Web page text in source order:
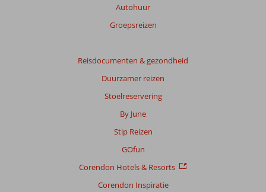
Autohuur
Groepsreizen
Reisdocumenten & gezondheid
Duurzamer reizen
Stoelreservering
By June
Stip Reizen
GOfun
Corendon Hotels & Resorts
Corendon Inspiratie